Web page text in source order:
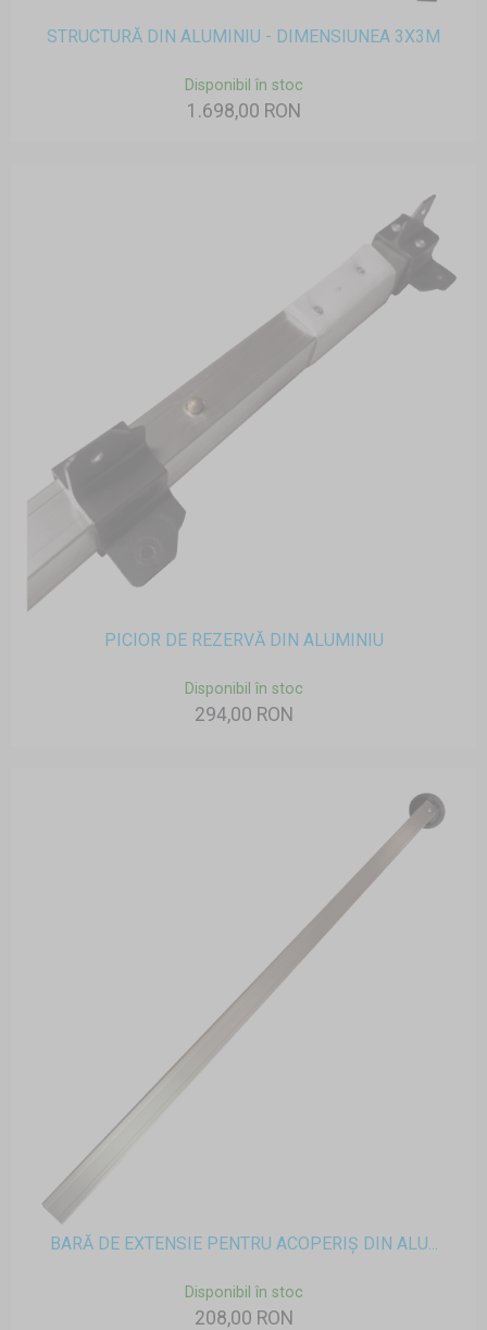
STRUCTURĂ DIN ALUMINIU - DIMENSIUNEA 3X3M
Disponibil în stoc
1.698,00 RON
PICIOR DE REZERVĂ DIN ALUMINIU
Disponibil în stoc
294,00 RON
BARĂ DE EXTENSIE PENTRU ACOPERIȘ DIN ALU...
Disponibil în stoc
208,00 RON